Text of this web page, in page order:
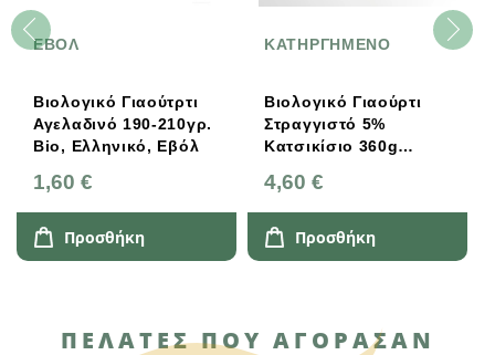
ΕΒΟΛ
Βιολογικό Γιαούτρτι
Αγελαδινό 190-210γρ.
Bio, Ελληνικό, Εβόλ
1,60 €
Προσθήκη
ΚΑΤΗΡΓΗΜΕΝΟ
Βιολογικό Γιαούρτι
Στραγγιστό 5%
Κατσικίσιο 360g
4,60 €
Προσθήκη
ΠΕΛΆΤΕΣ ΠΟΥ ΑΓΌΡΑΣΑΝ